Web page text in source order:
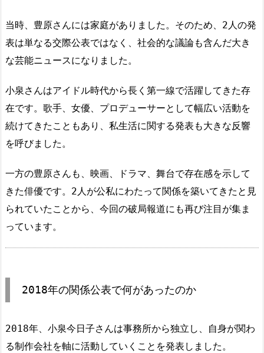
当時、豊原さんには家庭がありました。そのため、2人の発
表は単なる交際公表ではなく、社会的な議論も含んだ大き
な芸能ニュースになりました。
小泉さんはアイドル時代から長く第一線で活躍してきた存
在です。歌手、女優、プロデューサーとして幅広い活動を
続けてきたこともあり、私生活に関する発表も大きな反響
を呼びました。
一方の豊原さんも、映画、ドラマ、舞台で存在感を示して
きた俳優です。2人が公私にわたって関係を築いてきたと見
られていたことから、今回の破局報道にも再び注目が集ま
っています。
2018年の関係公表で何があったのか
2018年、小泉今日子さんは事務所から独立し、自身が関わ
る制作会社を軸に活動していくことを発表しました。